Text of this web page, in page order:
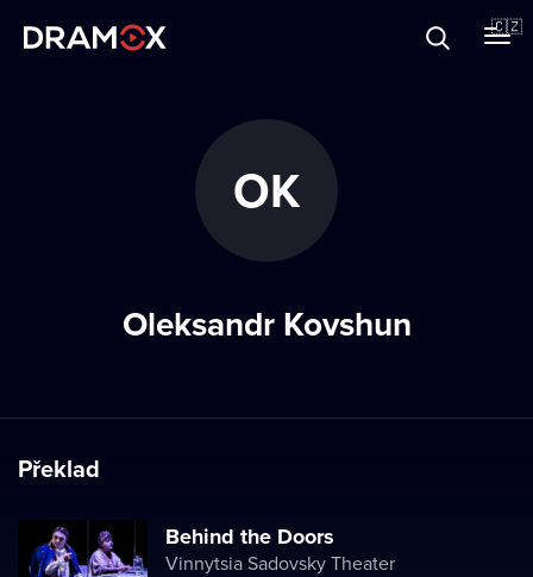
🇨🇿
OK
Oleksandr Kovshun
Překlad
Behind the Doors
Vinnytsia Sadovsky Theater